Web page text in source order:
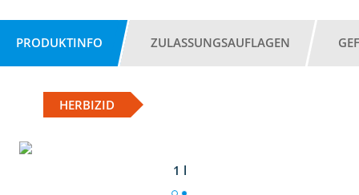
PRODUKTINFO ZULASSUNGSAUFLAGEN
HERBIZID
1 l